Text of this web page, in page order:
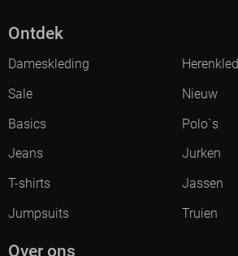
Ontdek
Dameskleding
Sale
Nieuw
Basics
Polo`s
Jeans
Jurken
T-shirts
Jassen
Jumpsuits
Truien
Over ons